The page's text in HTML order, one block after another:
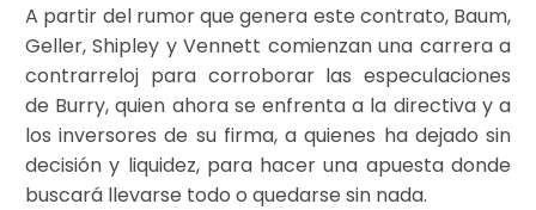
A partir del rumor que genera este contrato, Baum,
Geller, Shipley y Vennett comienzan una carrera a
contrarreloj para corroborar las especulaciones
de Burry, quien ahora se enfrenta a la directiva y a
los inversores de su firma, a quienes ha dejado sin
decisión y liquidez, para hacer una apuesta donde
buscará llevarse todo o quedarse sin nada.